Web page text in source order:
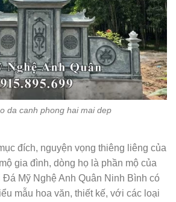
da canh phong hai mai dep
đích, nguyện vọng thiêng liêng của
gia đình, dòng họ là phần mộ của
Đá Mỹ Nghệ Anh Quân Ninh Bình có
mẫu hoa văn, thiết kế, với các loại